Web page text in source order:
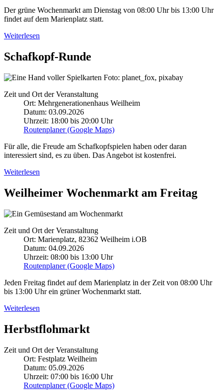
Der grüne Wochenmarkt am Dienstag von 08:00 Uhr bis 13:00 Uhr
findet auf dem Marienplatz statt.
Weiterlesen
Schafkopf-Runde
Foto: planet_fox, pixabay
Zeit und Ort der Veranstaltung
Ort: Mehrgenerationenhaus Weilheim
Datum: 03.09.2026
Uhrzeit: 18:00 bis 20:00 Uhr
Routenplaner (Google Maps)
Für alle, die Freude am Schafkopfspielen haben oder daran
interessiert sind, es zu üben. Das Angebot ist kostenfrei.
Weiterlesen
Weilheimer Wochenmarkt am Freitag
Zeit und Ort der Veranstaltung
Ort: Marienplatz, 82362 Weilheim i.OB
Datum: 04.09.2026
Uhrzeit: 08:00 bis 13:00 Uhr
Routenplaner (Google Maps)
Jeden Freitag findet auf dem Marienplatz in der Zeit von 08:00 Uhr
bis 13:00 Uhr ein grüner Wochenmarkt statt.
Weiterlesen
Herbstflohmarkt
Zeit und Ort der Veranstaltung
Ort: Festplatz Weilheim
Datum: 05.09.2026
Uhrzeit: 07:00 bis 16:00 Uhr
Routenplaner (Google Maps)